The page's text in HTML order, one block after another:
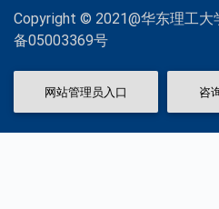
Copyright © 2021@华东理工大
备05003369号
网站管理员入口 咨